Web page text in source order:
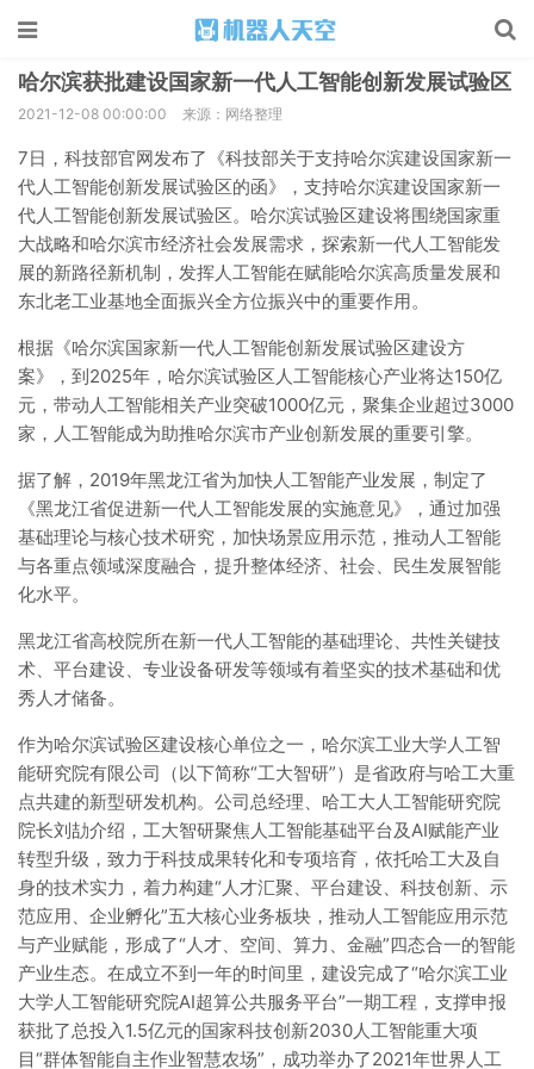
哈尔滨获批建设国家新一代人工智能创新发展试验区
2021-12-08 00:00:00 来源：网络整理
7日，科技部官网发布了《科技部关于支持哈尔滨建设国家新一
代人工智能创新发展试验区的函》，支持哈尔滨建设国家新一
代人工智能创新发展试验区。哈尔滨试验区建设将围绕国家重
大战略和哈尔滨市经济社会发展需求，探索新一代人工智能发
展的新路径新机制，发挥人工智能在赋能哈尔滨高质量发展和
东北老工业基地全面振兴全方位振兴中的重要作用。
根据《哈尔滨国家新一代人工智能创新发展试验区建设方
案》，到2025年，哈尔滨试验区人工智能核心产业将达150亿
元，带动人工智能相关产业突破1000亿元，聚集企业超过3000
家，人工智能成为助推哈尔滨市产业创新发展的重要引擎。
据了解，2019年黑龙江省为加快人工智能产业发展，制定了
《黑龙江省促进新一代人工智能发展的实施意见》，通过加强
基础理论与核心技术研究，加快场景应用示范，推动人工智能
与各重点领域深度融合，提升整体经济、社会、民生发展智能
化水平。
黑龙江省高校院所在新一代人工智能的基础理论、共性关键技
术、平台建设、专业设备研发等领域有着坚实的技术基础和优
秀人才储备。
作为哈尔滨试验区建设核心单位之一，哈尔滨工业大学人工智
能研究院有限公司（以下简称“工大智研”）是省政府与哈工大重
点共建的新型研发机构。公司总经理、哈工大人工智能研究院
院长刘劼介绍，工大智研聚焦人工智能基础平台及AI赋能产业
转型升级，致力于科技成果转化和专项培育，依托哈工大及自
身的技术实力，着力构建“人才汇聚、平台建设、科技创新、示
范应用、企业孵化”五大核心业务板块，推动人工智能应用示范
与产业赋能，形成了“人才、空间、算力、金融”四态合一的智能
产业生态。在成立不到一年的时间里，建设完成了“哈尔滨工业
大学人工智能研究院AI超算公共服务平台”一期工程，支撑申报
获批了总投入1.5亿元的国家科技创新2030人工智能重大项
目“群体智能自主作业智慧农场”，成功举办了2021年世界人工